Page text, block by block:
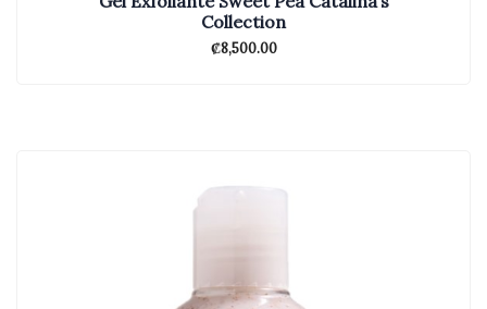
Collection
₡8,500.00